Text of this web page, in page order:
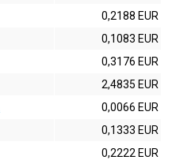
0,2188 EUR
0,1083 EUR
0,3176 EUR
2,4835 EUR
0,0066 EUR
0,1333 EUR
0,2222 EUR